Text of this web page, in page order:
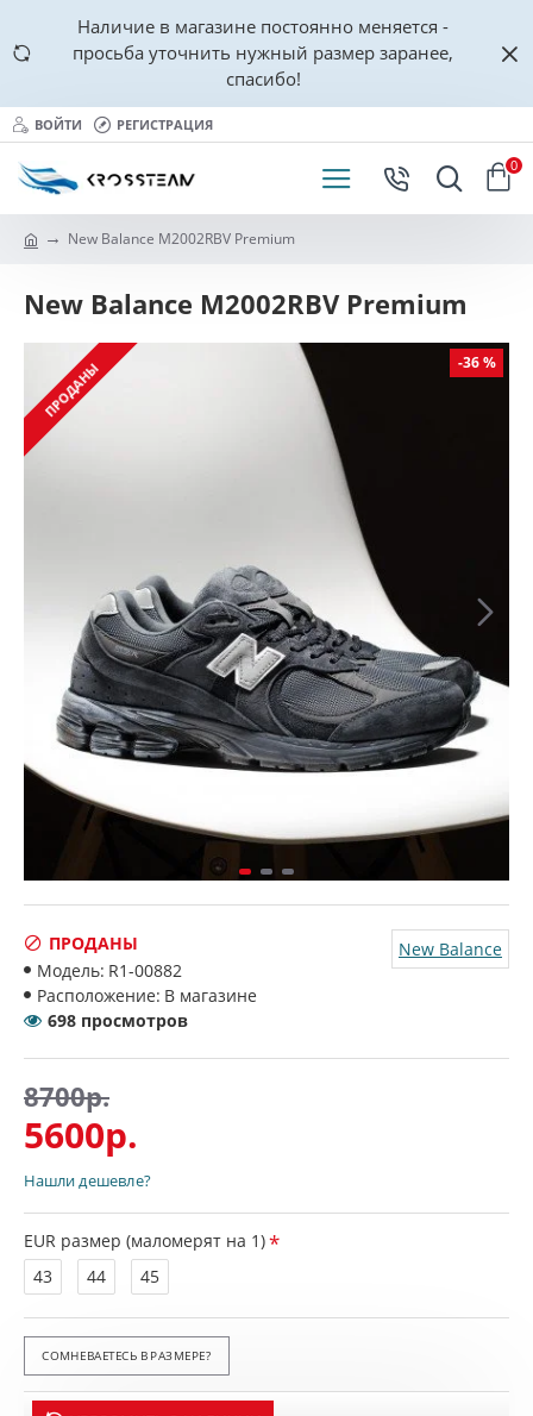
Наличие в магазине постоянно меняется -
просьба уточнить нужный размер заранее,
спасибо!
ВОЙТИ РЕГИСТРАЦИЯ
0
New Balance M2002RBV Premium
New Balance M2002RBV Premium
-36 %
ПРОДАНЫ
5600р.
8700р.
ПРОДАНЫ
Модель: R1-00882
Расположение: В магазине
New Balance
698 просмотров
EUR размер (маломерят на 1)
43
44 45
Нашли дешевле?
СОМНЕВАЕТЕСЬ В РАЗМЕРЕ?